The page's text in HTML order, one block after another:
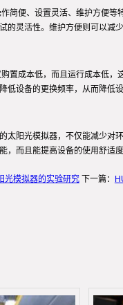
简便、设置灵活、维护方便等特
灵活性。维护方便则可以减
成本低，而且运行成本低，
设备的更换频率，从而降低设
阳光模拟器，不仅能减少对
而且能提高设备的使用舒适
光模拟器的实验研究下一篇：